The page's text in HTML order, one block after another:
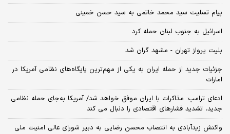
پیام تسلیت سید محمد خاتمی به سید حسن خمینی
اسرائیل به جنوب لبنان حمله کرد
بلیت پرواز تهران - مشهد گران شد
جزئیات جدید از حمله ایران به یکی از مهم‌ترین پایگاه‌های نظامی آمریکا در
امارات
ادعای ترامپ: مذاکرات با ایران موفق خواهد شد/ آمریکا به‌جای حمله نظامی
جدید، تشدید فشارهای اقتصادی را دنبال می کند
واکنش زیدآبادی به انتصاب محسن رضایی به دبیر شورای عالی امنیت ملی